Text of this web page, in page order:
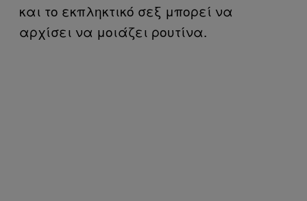
και το εκπληκτικό σεξ μπορεί να
αρχίσει να μοιάζει ρουτίνα.